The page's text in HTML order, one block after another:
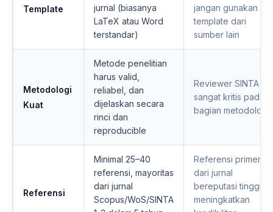
Template
jurnal (biasanya
LaTeX atau Word
terstandar)
jangan gunakan
template dari
sumber lain
Metodologi
Kuat
Metode penelitian
harus valid,
reliabel, dan
dijelaskan secara
rinci dan
reproducible
Reviewer SINTA 1
sangat kritis pada
bagian metodologi
Referensi
Minimal 25–40
referensi, mayoritas
dari jurnal
Scopus/WoS/SINTA
Referensi primer
dari jurnal
bereputasi tinggi
meningkatkan